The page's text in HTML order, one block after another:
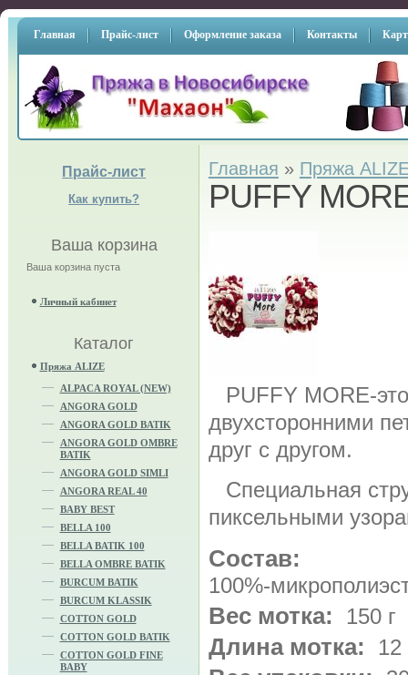
Главная Прайс-лист Оформление заказа Контакты
Прайс-лист
Как купить?
Ваша корзина
Ваша корзина пуста
Личный кабинет
Каталог
Пряжа ALIZE
ALPACA ROYAL (NEW)
ANGORA GOLD
ANGORA GOLD BATIK
ANGORA GOLD OMBRE
BATIK
ANGORA GOLD SIMLI
ANGORA REAL 40
BABY BEST
BELLA 100
BELLA BATIK 100
BELLA OMBRE BATIK
BURCUM BATIK
BURCUM KLASSIK
COTTON GOLD
COTTON GOLD BATIK
COTTON GOLD FINE
BABY
Главная » Пряжа
PUFFY
PUFFY MORE-
двухсторонними
друг с другом.
Специальная
пиксельными
Состав:
100%-
Вес мотка: 150 г
Длина мотка: